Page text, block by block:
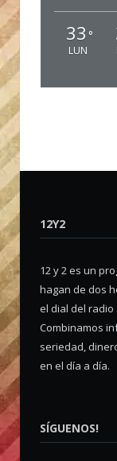
33 °
LUN
12Y2
12 y 2 es un
hagan de dos
el dial del radio
Combinamos
seriedad,
en el día a día.
SÍGUENOS!